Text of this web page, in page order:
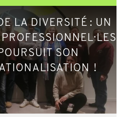
LA DIVERSITÉ : UN
SON
!